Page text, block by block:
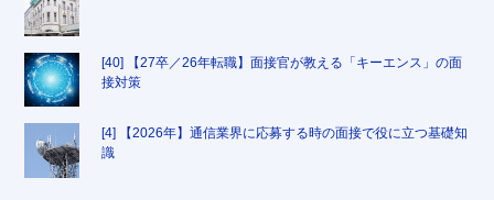
[40] 【27卒／26年転職】面接官が教える「キーエンス」の面
接対策
[4] 【2026年】通信業界に応募する時の面接で役に立つ基礎知
識